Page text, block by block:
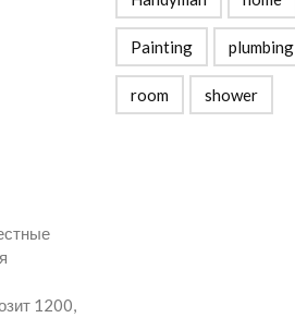
1200,
Painting plumbing
room shower